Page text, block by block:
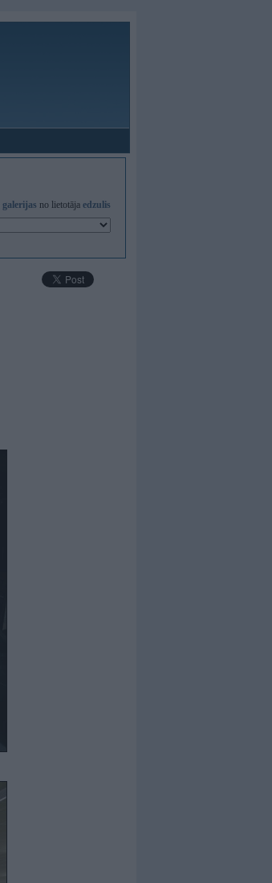
galerijas no lietotāja edzulis